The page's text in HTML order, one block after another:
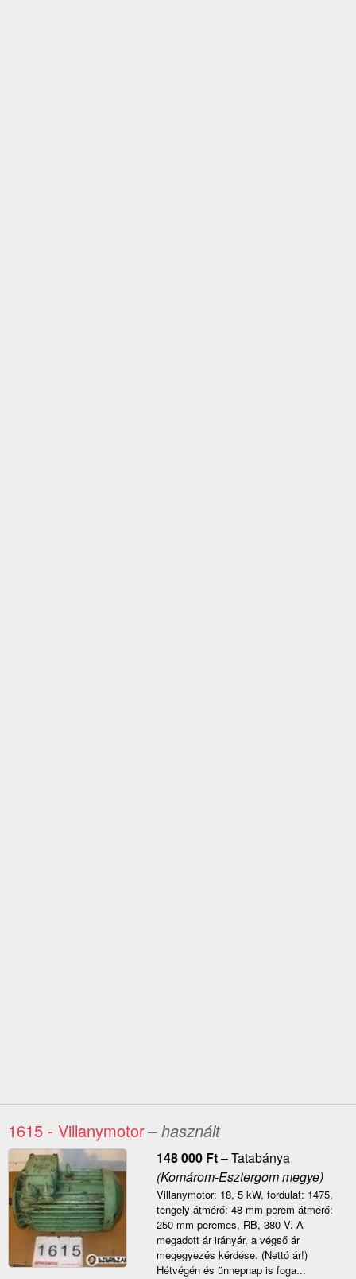
1615 - Villanymotor– használt
148 000 Ft–Tatabánya
(Komárom-Esztergom megye)
Villanymotor: 18, 5 kW, fordulat: 1475,
tengely átmérő: 48 mm perem átmérő:
250 mm peremes, RB, 380 V. A
megadott ár irányár, a végső ár
megegyezés kérdése. (Nettó ár!)
Hétvégén és ünnepnap is foga...